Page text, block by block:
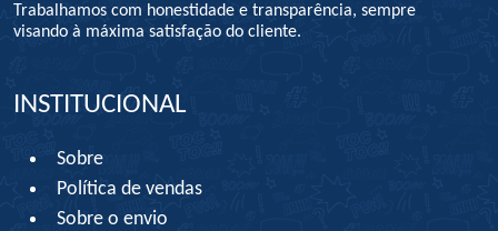
Trabalhamos com honestidade e transparência, sempre
visando à máxima satisfação do cliente.
INSTITUCIONAL
Sobre
Política de vendas
Sobre o envio